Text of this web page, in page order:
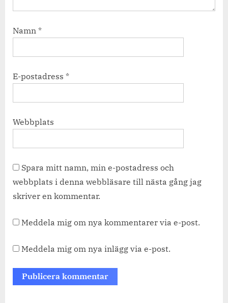
Namn *
E-postadress *
Webbplats
Spara mitt namn, min e-postadress och
webbplats i denna webbläsare till nästa gång jag
skriver en kommentar.
Meddela mig om nya kommentarer via e-post.
Meddela mig om nya inlägg via e-post.